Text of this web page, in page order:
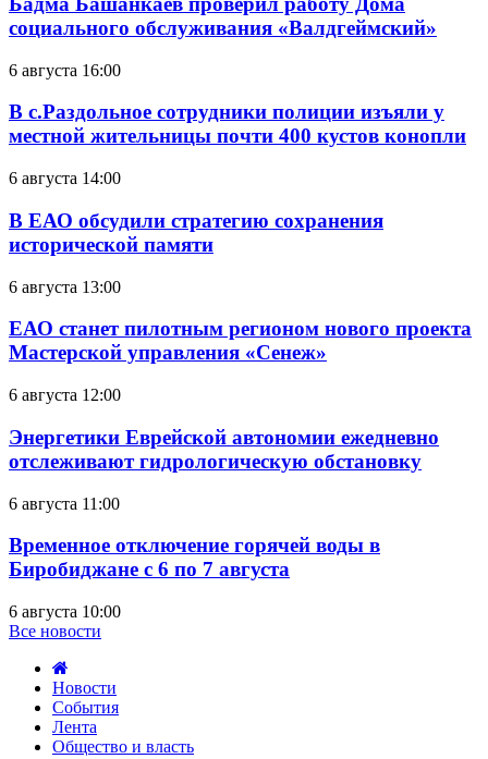
социального обслуживания «Валдгеймский»
6 августа 16:00
В с.Раздольное сотрудники полиции изъяли у
местной жительницы почти 400 кустов конопли
6 августа 14:00
В ЕАО обсудили стратегию сохранения
исторической памяти
6 августа 13:00
ЕАО станет пилотным регионом нового проекта
Мастерской управления «Сенеж»
6 августа 12:00
Энергетики Еврейской автономии ежедневно
отслеживают гидрологическую обстановку
6 августа 11:00
Временное отключение горячей воды в
Биробиджане с 6 по 7 августа
6 августа 10:00
Все новости
Новости
События
Лента
Общество и власть